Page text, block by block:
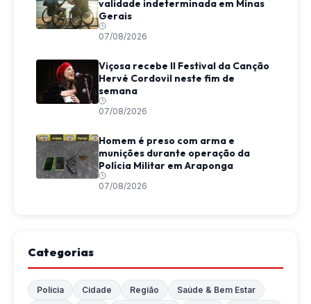
validade indeterminada em Minas
Gerais
07/08/2026
Viçosa recebe II Festival da Canção
Hervé Cordovil neste fim de
semana
07/08/2026
Homem é preso com arma e
munições durante operação da
Polícia Militar em Araponga
07/08/2026
Categorias
Polícia Cidade Região
Saúde & Bem Estar